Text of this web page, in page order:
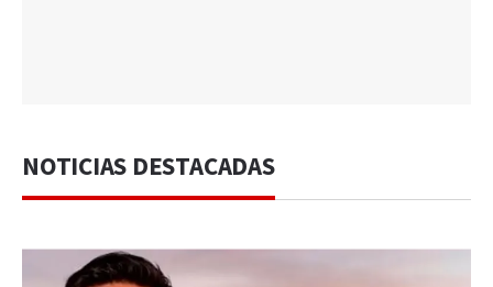
NOTICIAS DESTACADAS